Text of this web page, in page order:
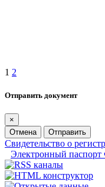
1 2
Отправить документ
×
Отмена
Отправить
Свидетельство о
Электронный